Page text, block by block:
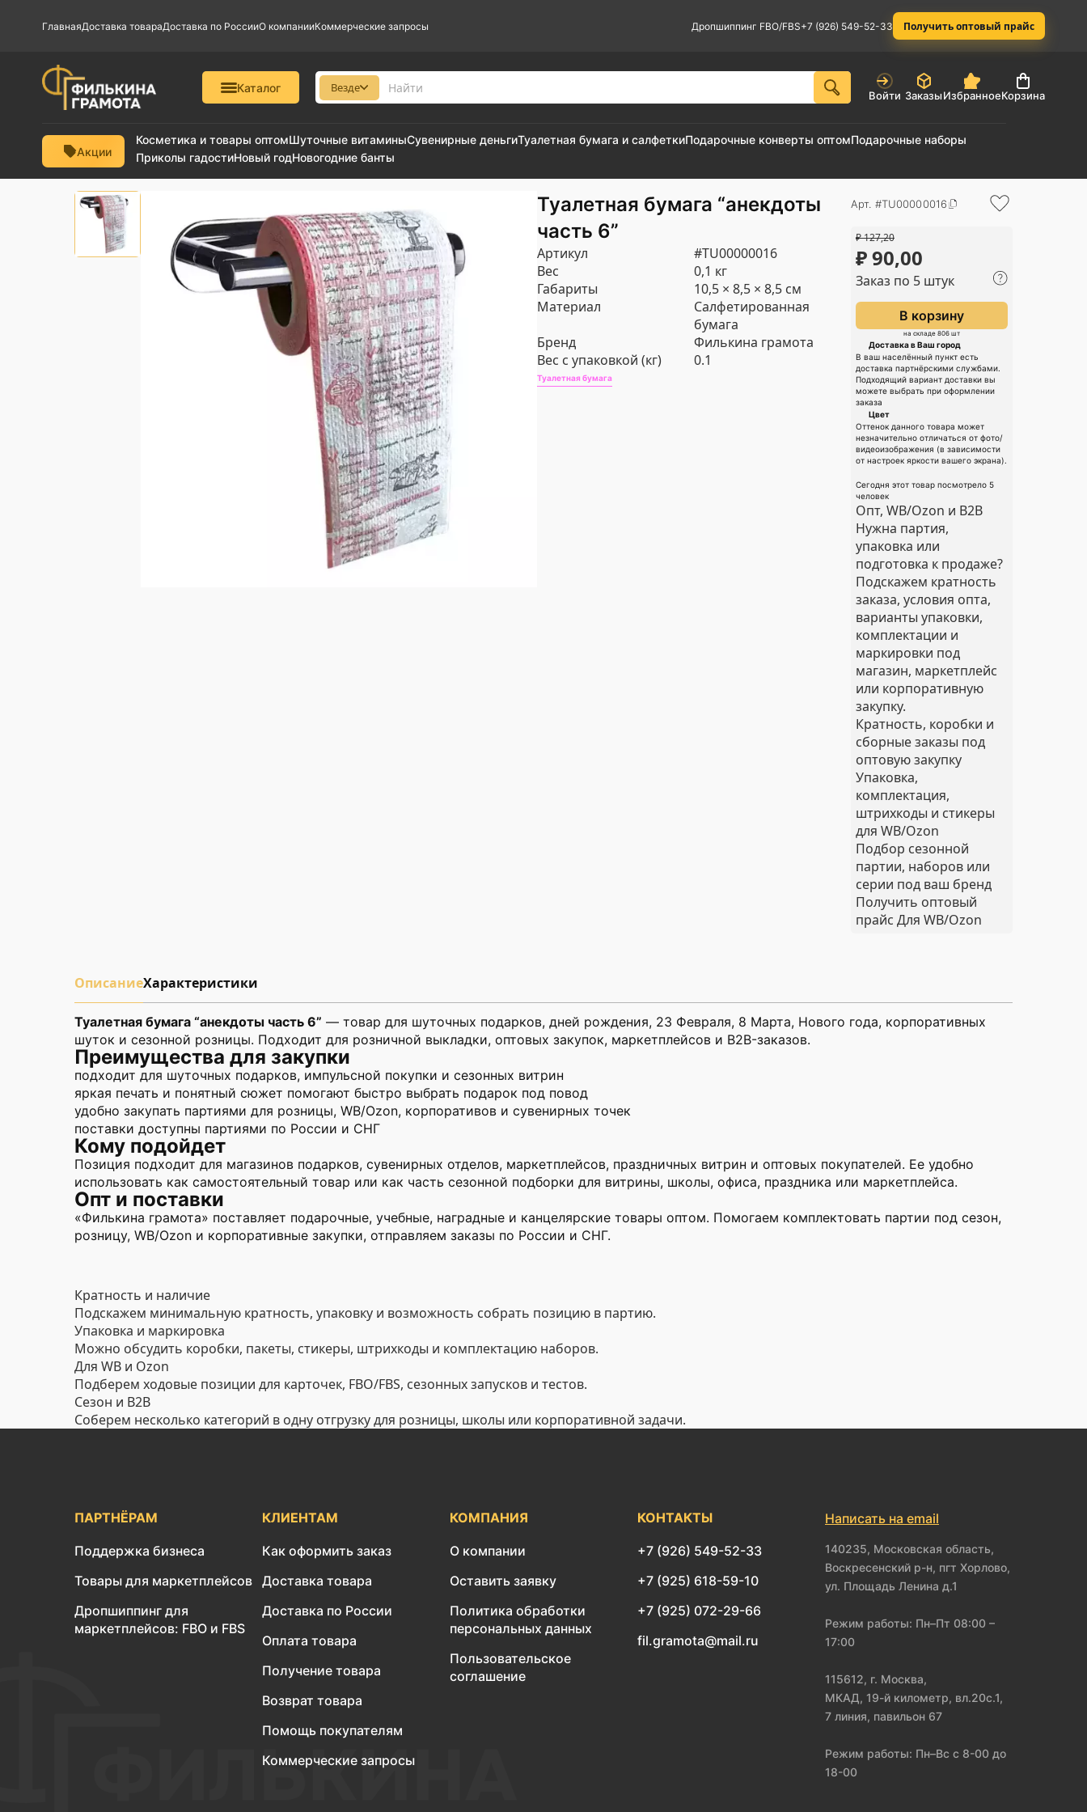
ГлавнаяДоставка товараДоставка по РоссииО компанииКоммерческие запросы Дропшиппинг FBO/FBS+7 (926) 549-52-33 Получить оптовый прайс
Каталог Везде
Войти ЗаказыИзбранноеКорзина
Акции
Косметика и товары оптомШуточные витаминыСувенирные деньгиТуалетная бумага и салфеткиПодарочные конверты оптомПодарочные наборы
Приколы гадостиНовый годНовогодние банты
Туалетная бумага “анекдоты
часть 6”
Артикул
#TU00000016
Вес
0,1 кг
Габариты
10,5 × 8,5 × 8,5 см
Материал
Салфетированная
бумага
Бренд
Филькина грамота
Вес с упаковкой (кг)
0.1
Туалетная бумага
Арт. #TU00000016
₽127,20
₽90,00
Заказ по 5 штук
В корзину
на складе 806 шт
Доставка в Ваш город
В ваш населённый пункт есть
доставка партнёрскими службами.
Подходящий вариант доставки вы
можете выбрать при оформлении
заказа
Цвет
Оттенок данного товара может
незначительно отличаться от фото/
видеоизображения (в зависимости
от настроек яркости вашего экрана).
Сегодня этот товар посмотрело 5
человек
Опт, WB/Ozon и B2B
Нужна партия,
упаковка или
подготовка к продаже?
Подскажем кратность
заказа, условия опта,
варианты упаковки,
комплектации и
маркировки под
магазин, маркетплейс
или корпоративную
закупку.
Кратность, коробки и
сборные заказы под
оптовую закупку
Упаковка,
комплектация,
штрихкоды и стикеры
для WB/Ozon
Подбор сезонной
партии, наборов или
серии под ваш бренд
Получить оптовый
прайс Для WB/Ozon
ОписаниеХарактеристики
Туалетная бумага “анекдоты часть 6” — товар для шуточных подарков, дней рождения, 23 Февраля, 8 Марта, Нового года, корпоративных
шуток и сезонной розницы. Подходит для розничной выкладки, оптовых закупок, маркетплейсов и B2B-заказов.
Преимущества для закупки
подходит для шуточных подарков, импульсной покупки и сезонных витрин
яркая печать и понятный сюжет помогают быстро выбрать подарок под повод
удобно закупать партиями для розницы, WB/Ozon, корпоративов и сувенирных точек
поставки доступны партиями по России и СНГ
Кому подойдет
Позиция подходит для магазинов подарков, сувенирных отделов, маркетплейсов, праздничных витрин и оптовых покупателей. Ее удобно
использовать как самостоятельный товар или как часть сезонной подборки для витрины, школы, офиса, праздника или маркетплейса.
Опт и поставки
«Филькина грамота» поставляет подарочные, учебные, наградные и канцелярские товары оптом. Помогаем комплектовать партии под сезон,
розницу, WB/Ozon и корпоративные закупки, отправляем заказы по России и СНГ.
Кратность и наличие
Подскажем минимальную кратность, упаковку и возможность собрать позицию в партию.
Упаковка и маркировка
Можно обсудить коробки, пакеты, стикеры, штрихкоды и комплектацию наборов.
Для WB и Ozon
Подберем ходовые позиции для карточек, FBO/FBS, сезонных запусков и тестов.
Сезон и B2B
Соберем несколько категорий в одну отгрузку для розницы, школы или корпоративной задачи.
ПАРТНЁРАМ
Поддержка бизнеса
Товары для маркетплейсов
Дропшиппинг для
маркетплейсов: FBO и FBS
КЛИЕНТАМ
Как оформить заказ
Доставка товара
Доставка по России
Оплата товара
Получение товара
Возврат товара
Помощь покупателям
Коммерческие запросы
КОМПАНИЯ
О компании
Оставить заявку
Политика обработки
персональных данных
Пользовательское
соглашение
КОНТАКТЫ
+7 (926) 549-52-33
+7 (925) 618-59-10
+7 (925) 072-29-66
fil.gramota@mail.ru
Написать на email
140235, Московская область,
Воскресенский р-н, пгт Хорлово,
ул. Площадь Ленина д.1
Режим работы: Пн–Пт 08:00 –
17:00
115612, г. Москва,
МКАД, 19-й километр, вл.20с.1,
7 линия, павильон 67
Режим работы: Пн–Вс с 8-00 до
18-00